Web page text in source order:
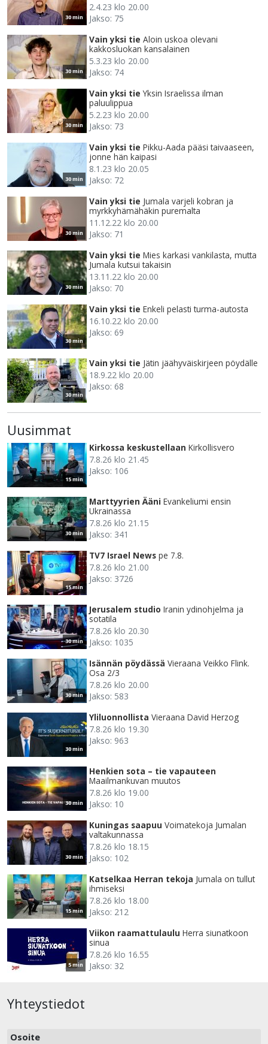
30 min
2.4.23 klo 20.00
Jakso: 75
30 min
Vain yksi tie Aloin uskoa olevani
kakkosluokan kansalainen
5.3.23 klo 20.00
Jakso: 74
30 min
Vain yksi tie Yksin Israelissa ilman
paluulippua
5.2.23 klo 20.00
Jakso: 73
30 min
Vain yksi tie Pikku-Aada pääsi taivaaseen,
jonne hän kaipasi
8.1.23 klo 20.05
Jakso: 72
30 min
Vain yksi tie Jumala varjeli kobran ja
myrkkyhämähäkin puremalta
11.12.22 klo 20.00
Jakso: 71
30 min
Vain yksi tie Mies karkasi vankilasta, mutta
Jumala kutsui takaisin
13.11.22 klo 20.00
Jakso: 70
30 min
Vain yksi tie Enkeli pelasti turma-autosta
16.10.22 klo 20.00
Jakso: 69
30 min
Vain yksi tie Jätin jäähyväiskirjeen pöydälle
18.9.22 klo 20.00
Jakso: 68
Uusimmat
15 min
Kirkossa keskustellaan Kirkollisvero
7.8.26 klo 21.45
Jakso: 106
30 min
Marttyyrien Ääni Evankeliumi ensin
Ukrainassa
7.8.26 klo 21.15
Jakso: 341
15 min
TV7 Israel News pe 7.8.
7.8.26 klo 21.00
Jakso: 3726
30 min
Jerusalem studio Iranin ydinohjelma ja
sotatila
7.8.26 klo 20.30
Jakso: 1035
30 min
Isännän pöydässä Vieraana Veikko Flink.
Osa 2/3
7.8.26 klo 20.00
Jakso: 583
30 min
Yliluonnollista Vieraana David Herzog
7.8.26 klo 19.30
Jakso: 963
30 min
Henkien sota – tie vapauteen
Maailmankuvan muutos
7.8.26 klo 19.00
Jakso: 10
30 min
Kuningas saapuu Voimatekoja Jumalan
valtakunnassa
7.8.26 klo 18.15
Jakso: 102
15 min
Katselkaa Herran tekoja Jumala on tullut
ihmiseksi
7.8.26 klo 18.00
Jakso: 212
5 min
Viikon raamattulaulu Herra siunatkoon
sinua
7.8.26 klo 16.55
Jakso: 32
Yhteystiedot
Osoite